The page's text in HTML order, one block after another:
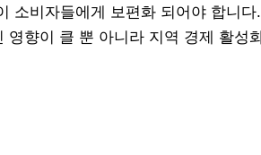
소비자들에게 보편화 되어야 합니다
향이 클 뿐 아니라 지역 경제 활성